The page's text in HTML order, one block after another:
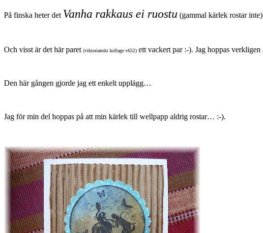
På finska heter det Vanha rakkaus ei ruostu (gammal kärlek rostar
Och visst är det här paret (viktorianskt kollage v652) ett vackert par :-). Jag hoppas
Den här gången gjorde jag ett enkelt upplägg…
Jag för min del hoppas på att min kärlek till wellpapp aldrig rostar… :-).